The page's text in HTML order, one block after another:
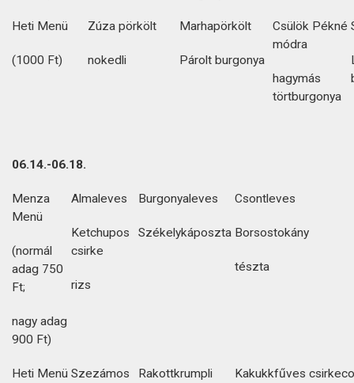
Heti Menü
(1000 Ft)
Zúza pörkölt
nokedli
Marhapörkölt
Párolt burgonya
Csülök Pékné
módra
hagymás
törtburgonya
06.14.-06.18.
Menza
Menü
(normál
adag 750
Ft;
nagy adag
900 Ft)
Almaleves
Ketchupos
csirke
rizs
Burgonyaleves
Székelykáposzta
Csontleves
Borsostokány
tészta
Heti Menü Szezámos
Rakottkrumpli Kakukkfűves